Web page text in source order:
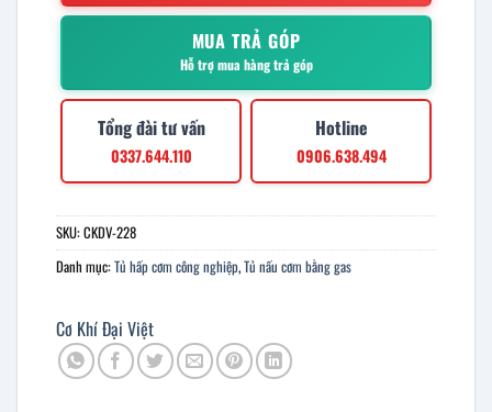
MUA TRẢ GÓP
Hỗ trợ mua hàng trả góp
Tổng đài tư vấn
0337.644.110
Hotline
0906.638.494
SKU:CKDV-228
Danh mục:Tủ hấp cơm công nghiệp,Tủ nấu cơm bằng gas
Cơ Khí Đại Việt